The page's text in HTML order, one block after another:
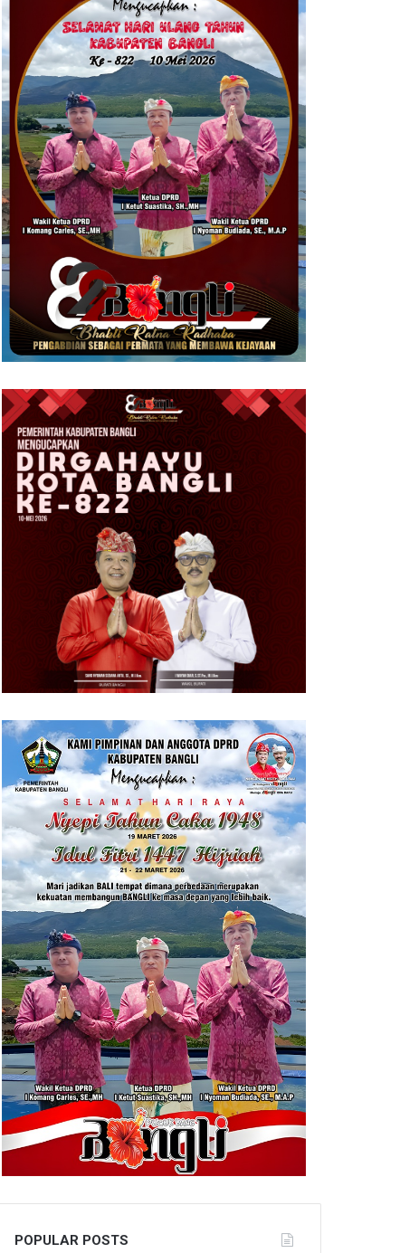
POPULAR POSTS